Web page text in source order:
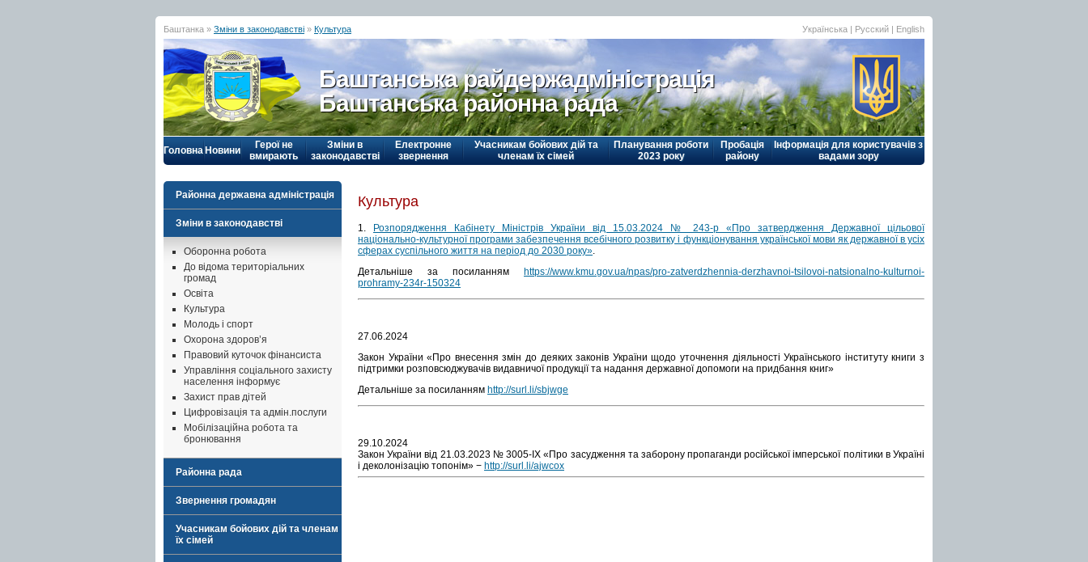
Баштанка » Зміни в законодавстві » Культура Українська | Русский | English
Баштанська райдержадміністрація
Баштанська районна рада
Головна Новини
Герої не
вмирають
Зміни в
законодавстві
Електронне
звернення
Учасникам бойових дій та
членам їх сімей
Планування роботи
2023 року
Пробація
району
Інформація для користувачів з
вадами зору
Районна державна адміністрація
Зміни в законодавстві
Оборонна робота
До відома територіальних
громад
Освіта
Культура
Молодь і спорт
Охорона здоров’я
Правовий куточок фінансиста
Управління соціального захисту
населення інформує
Захист прав дітей
Цифровізація та адмін.послуги
Мобілізаційна робота та
бронювання
Районна рада
Звернення громадян
Учасникам бойових дій та членам
їх сімей
Культура
1. Розпорядження Кабінету Міністрів України від 15.03.2024 № 243-р «Про затвердження Державної цільової
національно-культурної програми забезпечення всебічного розвитку і функціонування української мови як державної в усіх
сферах суспільного життя на період до 2030 року».
Детальніше за посиланням https://www.kmu.gov.ua/npas/pro-zatverdzhennia-derzhavnoi-tsilovoi-natsionalno-kulturnoi-
prohramy-234r-150324
27.06.2024
Закон України «Про внесення змін до деяких законів України щодо уточнення діяльності Українського інституту книги з
підтримки розповсюджувачів видавничої продукції та надання державної допомоги на придбання книг»
Детальніше за посиланням http://surl.li/sbjwge
29.10.2024
Закон України від 21.03.2023 № 3005-ІХ «Про засудження та заборону пропаганди російської імперської політики в Україні
і деколонізацію топонім» − http://surl.li/ajwcox